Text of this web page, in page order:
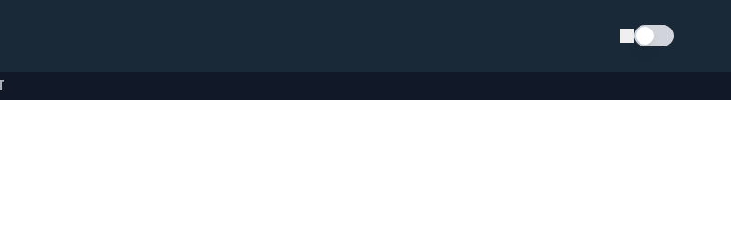
Schimba tema